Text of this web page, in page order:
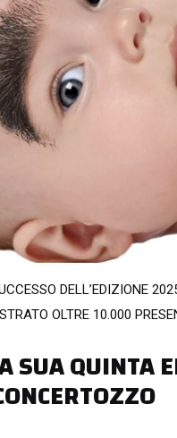
DELL’EDIZIONE
OLTRE 10.000
SUA QUINTA